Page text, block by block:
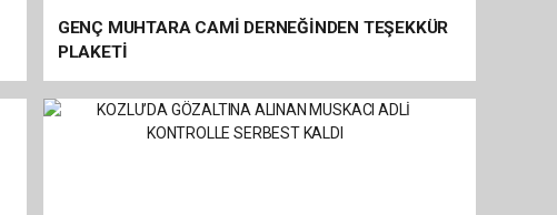
GENÇ MUHTARA CAMİ DERNEĞİNDEN TEŞEKKÜR
PLAKETİ